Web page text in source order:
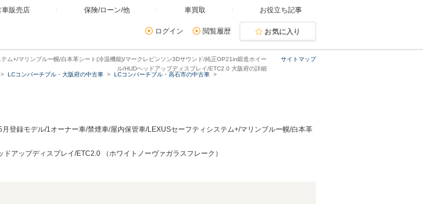
車販売店 保険/ローン/他 車買取 お役立ち記事
ログイン 閲覧履歴 お気に入り
サイトマップ
+/マリンブルー幌/白本革シート(冷温機能)/マークレビンソン3Dサウンド/純正OP21in鍛造ホイー
ル/HUDヘッドアップディスプレイ/ETC2.0 大阪府の詳細
LCコンバーチブル・大阪府の中古車
LCコンバーチブル・高石市の中古車
登録モデル/1オーナー車/禁煙車/屋内保管車/LEXUSセーフティシステム+/マリンブルー幌/白本革
アップディスプレイ/ETC2.0 （ホワイトノーヴァガラスフレーク）